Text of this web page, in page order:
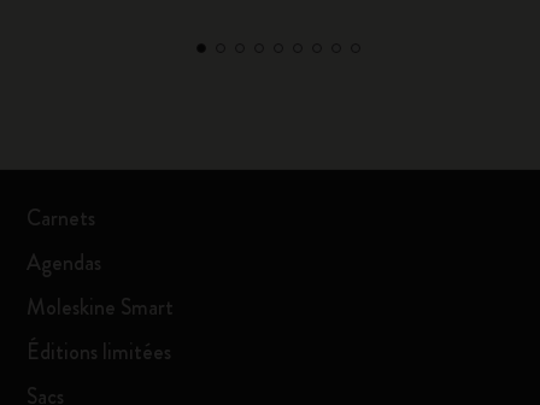
Carnets
Agendas
Moleskine Smart
Éditions limitées
Sacs